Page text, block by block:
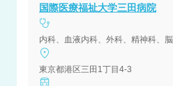
国際医療福祉大学三田病院
内科、血液内科、外科、精神科、
東京都港区三田1丁目4-3